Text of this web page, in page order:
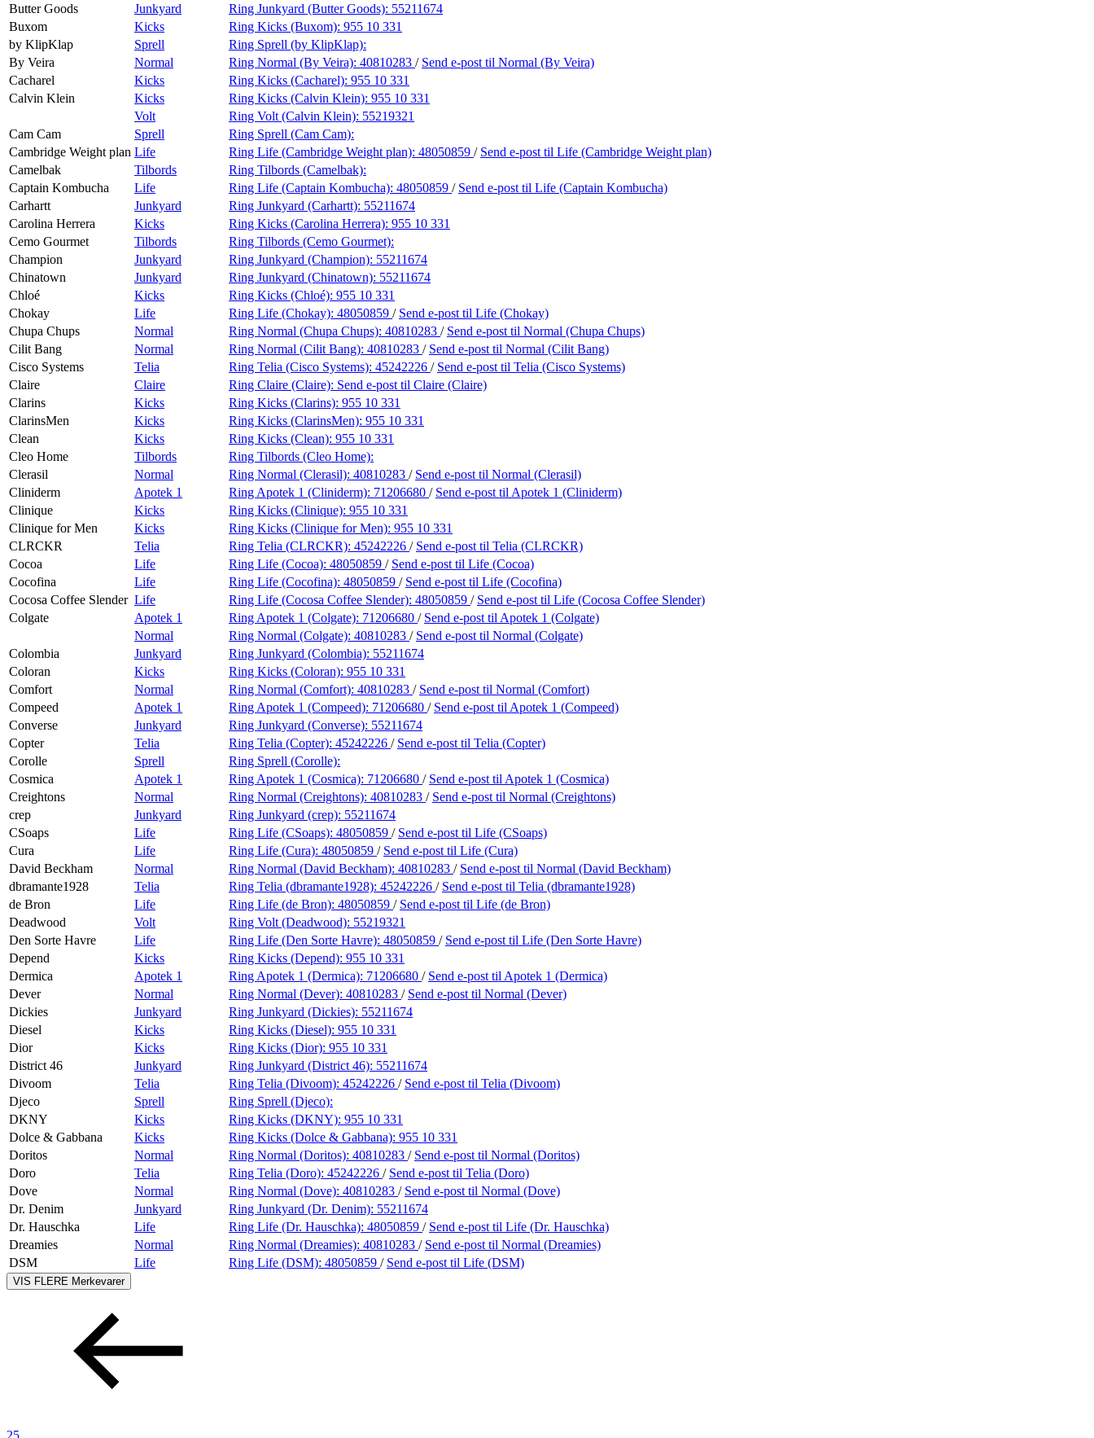
Butter Goods
Junkyard Ring Junkyard (Butter Goods): 55211674
Buxom
Kicks Ring Kicks (Buxom): 955 10 331
by KlipKlap
Sprell
Ring Sprell (by KlipKlap):
By Veira
Normal Ring Normal (By Veira): 40810283 / Send e-post til Normal (By Veira)
Cacharel
Kicks Ring Kicks (Cacharel): 955 10 331
Calvin Klein
Kicks Ring Kicks (Calvin Klein): 955 10 331
Volt
Ring Volt (Calvin Klein): 55219321
Cam Cam
Sprell
Ring Sprell (Cam Cam):
Cambridge Weight plan Life Ring Life (Cambridge Weight plan): 48050859 / Send e-post til Life (Cambridge Weight plan)
Camelbak
Tilbords
Ring Tilbords (Camelbak):
Captain Kombucha
Life Ring Life (Captain Kombucha): 48050859 / Send e-post til Life (Captain Kombucha)
Carhartt
Junkyard Ring Junkyard (Carhartt): 55211674
Carolina Herrera
Kicks Ring Kicks (Carolina Herrera): 955 10 331
Cemo Gourmet
Tilbords
Ring Tilbords (Cemo Gourmet):
Champion
Junkyard Ring Junkyard (Champion): 55211674
Chinatown
Junkyard Ring Junkyard (Chinatown): 55211674
Chloé
Kicks Ring Kicks (Chloé): 955 10 331
Chokay
Life Ring Life (Chokay): 48050859 / Send e-post til Life (Chokay)
Chupa Chups
Normal Ring Normal (Chupa Chups): 40810283 / Send e-post til Normal (Chupa Chups)
Cilit Bang
Normal Ring Normal (Cilit Bang): 40810283 / Send e-post til Normal (Cilit Bang)
Cisco Systems
Telia Ring Telia (Cisco Systems): 45242226 / Send e-post til Telia (Cisco Systems)
Claire
Claire Ring Claire (Claire): Send e-post til Claire (Claire)
Clarins
Kicks Ring Kicks (Clarins): 955 10 331
ClarinsMen
Kicks Ring Kicks (ClarinsMen): 955 10 331
Clean
Kicks Ring Kicks (Clean): 955 10 331
Cleo Home
Tilbords
Ring Tilbords (Cleo Home):
Clerasil
Normal Ring Normal (Clerasil): 40810283 / Send e-post til Normal (Clerasil)
Cliniderm
Apotek 1 Ring Apotek 1 (Cliniderm): 71206680 / Send e-post til Apotek 1 (Cliniderm)
Clinique
Kicks Ring Kicks (Clinique): 955 10 331
Clinique for Men
Kicks Ring Kicks (Clinique for Men): 955 10 331
CLRCKR
Telia Ring Telia (CLRCKR): 45242226 / Send e-post til Telia (CLRCKR)
Cocoa
Life Ring Life (Cocoa): 48050859 / Send e-post til Life (Cocoa)
Cocofina
Life Ring Life (Cocofina): 48050859 / Send e-post til Life (Cocofina)
Cocosa Coffee Slender Life Ring Life (Cocosa Coffee Slender): 48050859 / Send e-post til Life (Cocosa Coffee Slender)
Colgate
Apotek 1 Ring Apotek 1 (Colgate): 71206680 / Send e-post til Apotek 1 (Colgate)
Normal
Ring Normal (Colgate): 40810283 / Send e-post til Normal (Colgate)
Colombia
Junkyard Ring Junkyard (Colombia): 55211674
Coloran
Kicks Ring Kicks (Coloran): 955 10 331
Comfort
Normal Ring Normal (Comfort): 40810283 / Send e-post til Normal (Comfort)
Compeed
Apotek 1 Ring Apotek 1 (Compeed): 71206680 / Send e-post til Apotek 1 (Compeed)
Converse
Junkyard Ring Junkyard (Converse): 55211674
Copter
Telia Ring Telia (Copter): 45242226 / Send e-post til Telia (Copter)
Corolle
Sprell
Ring Sprell (Corolle):
Cosmica
Apotek 1 Ring Apotek 1 (Cosmica): 71206680 / Send e-post til Apotek 1 (Cosmica)
Creightons
Normal Ring Normal (Creightons): 40810283 / Send e-post til Normal (Creightons)
crep
Junkyard Ring Junkyard (crep): 55211674
CSoaps
Life Ring Life (CSoaps): 48050859 / Send e-post til Life (CSoaps)
Cura
Life Ring Life (Cura): 48050859 / Send e-post til Life (Cura)
David Beckham
Normal Ring Normal (David Beckham): 40810283 / Send e-post til Normal (David Beckham)
dbramante1928
Telia Ring Telia (dbramante1928): 45242226 / Send e-post til Telia (dbramante1928)
de Bron
Life Ring Life (de Bron): 48050859 / Send e-post til Life (de Bron)
Deadwood
Volt Ring Volt (Deadwood): 55219321
Den Sorte Havre
Life Ring Life (Den Sorte Havre): 48050859 / Send e-post til Life (Den Sorte Havre)
Depend
Kicks Ring Kicks (Depend): 955 10 331
Dermica
Apotek 1 Ring Apotek 1 (Dermica): 71206680 / Send e-post til Apotek 1 (Dermica)
Dever
Normal Ring Normal (Dever): 40810283 / Send e-post til Normal (Dever)
Dickies
Junkyard Ring Junkyard (Dickies): 55211674
Diesel
Kicks Ring Kicks (Diesel): 955 10 331
Dior
Kicks Ring Kicks (Dior): 955 10 331
District 46
Junkyard Ring Junkyard (District 46): 55211674
Divoom
Telia Ring Telia (Divoom): 45242226 / Send e-post til Telia (Divoom)
Djeco
Sprell
Ring Sprell (Djeco):
DKNY
Kicks Ring Kicks (DKNY): 955 10 331
Dolce & Gabbana
Kicks Ring Kicks (Dolce & Gabbana): 955 10 331
Doritos
Normal Ring Normal (Doritos): 40810283 / Send e-post til Normal (Doritos)
Doro
Telia Ring Telia (Doro): 45242226 / Send e-post til Telia (Doro)
Dove
Normal Ring Normal (Dove): 40810283 / Send e-post til Normal (Dove)
Dr. Denim
Junkyard Ring Junkyard (Dr. Denim): 55211674
Dr. Hauschka
Life Ring Life (Dr. Hauschka): 48050859 / Send e-post til Life (Dr. Hauschka)
Dreamies
Normal Ring Normal (Dreamies): 40810283 / Send e-post til Normal (Dreamies)
DSM
Life Ring Life (DSM): 48050859 / Send e-post til Life (DSM)
VIS FLERE Merkevarer
25